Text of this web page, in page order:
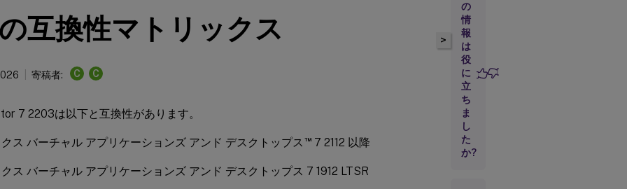
互換性マトリックス
寄稿者: C C
7 2203は以下と互換性があります。
ス バーチャル アプリケーションズ アンド デスクトップス ™7 2112 以降
ス バーチャル アプリケーションズ アンド デスクトップス 7 1912 LTSR
>
の
情
報
は
役
に
立
ち
ま
し
た
か?